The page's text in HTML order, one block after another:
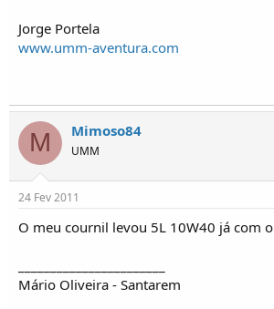
Jorge Portela
www.umm-aventura.com
M Mimoso84
UMM
24 Fev 2011
O meu cournil levou 5L 10W40 já com
Mário Oliveira - Santarem